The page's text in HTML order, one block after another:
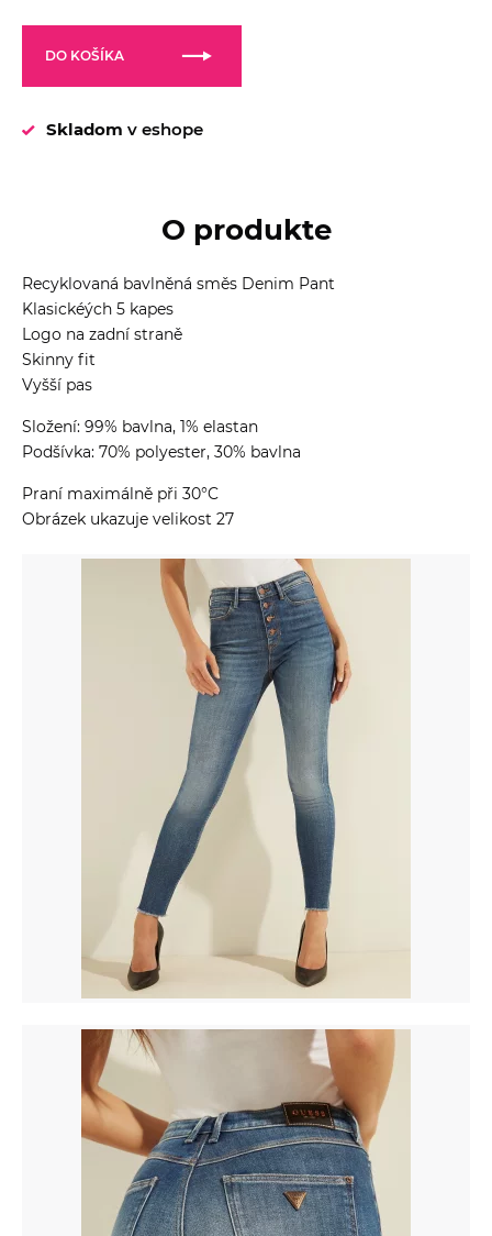
29/31 31/29
DO KOŠÍKA
Skladom v eshope
O produkte
Recyklovaná bavlněná směs Denim Pant
Klasickéých 5 kapes
Logo na zadní straně
Skinny fit
Vyšší pas
Složení: 99% bavlna, 1% elastan
Podšívka: 70% polyester, 30% bavlna
Praní maximálně při 30°C
Obrázek ukazuje velikost 27